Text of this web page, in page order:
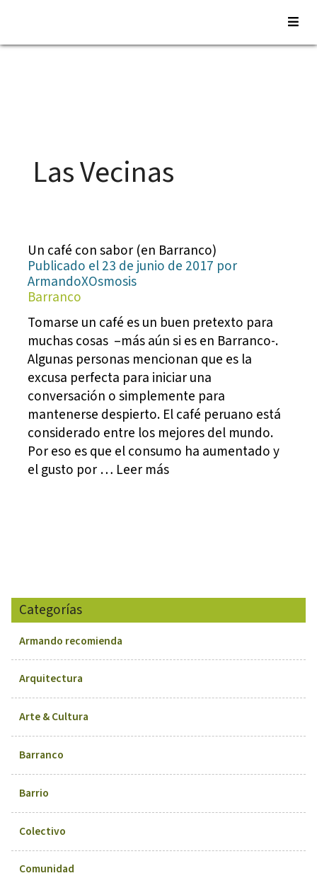
Saltar
Las Vecinas
Un café con sabor (en Barranco)
Publicado el 23 de junio de 2017 por
ArmandoXOsmosis
Barranco
Tomarse un café es un buen pretexto para
muchas cosas –más aún si es en Barranco-.
Algunas personas mencionan que es la
excusa perfecta para iniciar una
conversación o simplemente para
mantenerse despierto. El café peruano está
considerado entre los mejores del mundo.
Por eso es que el consumo ha aumentado y
el gusto por … Leer más
Categorías
Armando recomienda
Arquitectura
Arte & Cultura
Barranco
Barrio
Colectivo
Comunidad